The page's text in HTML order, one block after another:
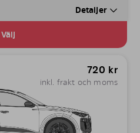
Detaljer
Välj
720 kr
inkl. frakt och moms